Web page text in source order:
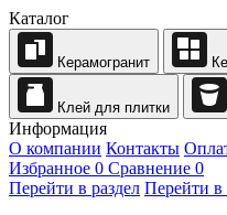
Каталог
Керамогранит
Клей для плитки
Информация
О компании Контакты
Избранное 0 Сравнение 0
Перейти в раздел Перейти в